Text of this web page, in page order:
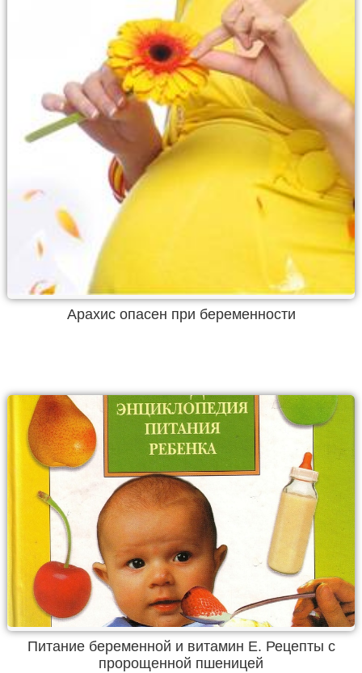
Арахис опасен при беременности
Питание беременной и витамин Е. Рецепты с
пророщенной пшеницей